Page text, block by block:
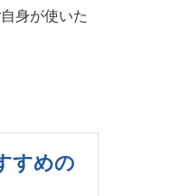
身が使いた
すめの